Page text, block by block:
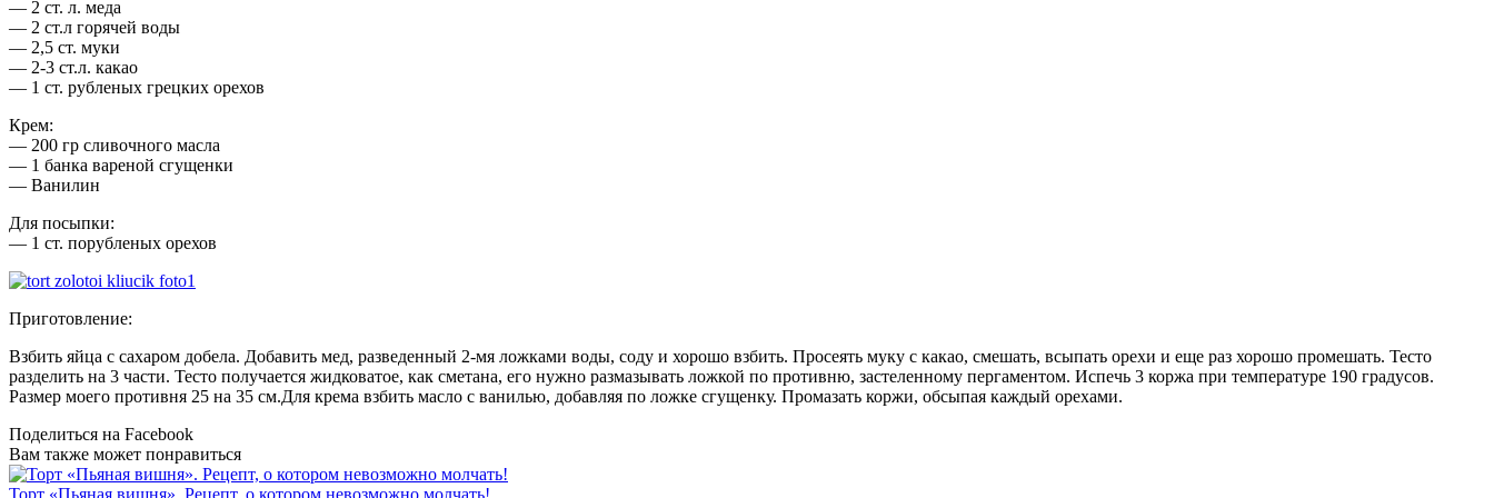
— 2 ст. л. меда
— 2 ст.л горячей воды
— 2,5 ст. муки
— 2-3 ст.л. какао
— 1 ст. рубленых грецких орехов
Крем:
— 200 гр сливочного масла
— 1 банка вареной сгущенки
— Ванилин
Для посыпки:
— 1 ст. порубленых орехов
Приготовление:
Взбить яйца с сахаром добела. Добавить мед, разведенный 2-мя ложками воды, соду и хорошо взбить. Просеять муку с какао, смешать, всыпать орехи и еще раз хорошо промешать. Тесто
разделить на 3 части. Тесто получается жидковатое, как сметана, его нужно размазывать ложкой по противню, застеленному пергаментом. Испечь 3 коржа при температуре 190 градусов.
Размер моего противня 25 на 35 см.Для крема взбить масло с ванилью, добавляя по ложке сгущенку. Промазать коржи, обсыпая каждый орехами.
Поделиться на Facebook
Вам также может понравиться
Торт «Пьяная вишня». Рецепт, о котором невозможно молчать!